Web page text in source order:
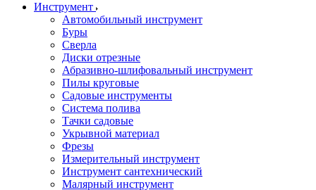
Инструмент
Автомобильный инструмент
Буры
Сверла
Диски отрезные
Абразивно-шлифовальный инструмент
Пилы круговые
Садовые инструменты
Система полива
Тачки садовые
Укрывной материал
Фрезы
Измерительный инструмент
Инструмент сантехнический
Малярный инструмент